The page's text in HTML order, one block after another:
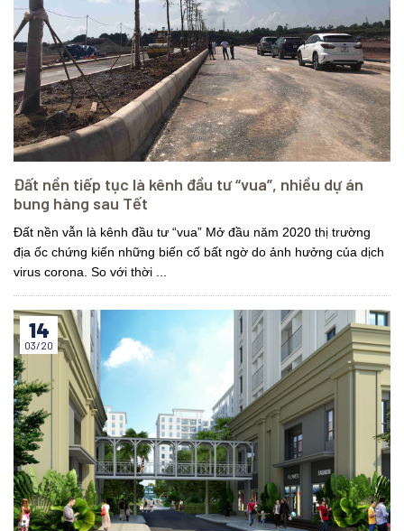
Đất nền tiếp tục là kênh đầu tư “vua”, nhiều dự án
bung hàng sau Tết
Đất nền vẫn là kênh đầu tư “vua” Mở đầu năm 2020 thị trường
địa ốc chứng kiến những biến cố bất ngờ do ảnh hưởng của dịch
virus corona. So với thời ...
14
03/20